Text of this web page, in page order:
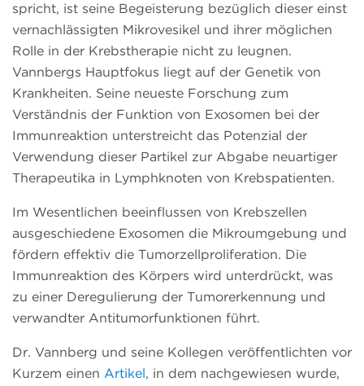
spricht, ist seine Begeisterung bezüglich dieser einst
vernachlässigten Mikrovesikel und ihrer möglichen
Rolle in der Krebstherapie nicht zu leugnen.
Vannbergs Hauptfokus liegt auf der Genetik von
Krankheiten. Seine neueste Forschung zum
Verständnis der Funktion von Exosomen bei der
Immunreaktion unterstreicht das Potenzial der
Verwendung dieser Partikel zur Abgabe neuartiger
Therapeutika in Lymphknoten von Krebspatienten.
Im Wesentlichen beeinflussen von Krebszellen
ausgeschiedene Exosomen die Mikroumgebung und
fördern effektiv die Tumorzellproliferation. Die
Immunreaktion des Körpers wird unterdrückt, was
zu einer Deregulierung der Tumorerkennung und
verwandter Antitumorfunktionen führt.
Dr. Vannberg und seine Kollegen veröffentlichten vor
Kurzem einen Artikel, in dem nachgewiesen wurde,